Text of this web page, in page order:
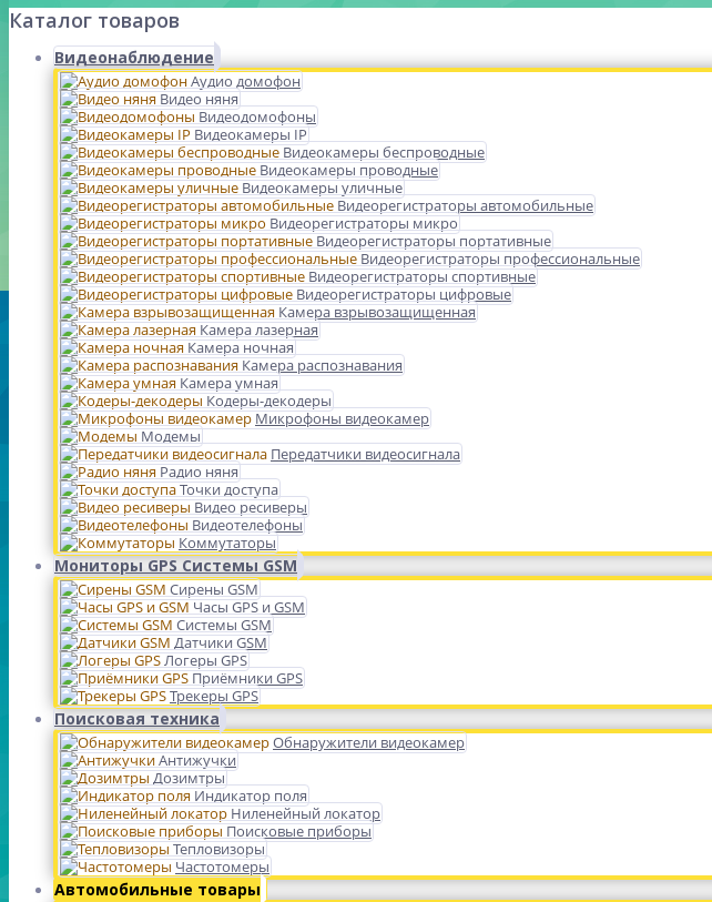
Каталог товаров
Видеонаблюдение
Аудио домофон
Видео няня
Видеодомофоны
Видеокамеры IP
Видеокамеры беспроводные
Видеокамеры проводные
Видеокамеры уличные
Видеорегистраторы автомобильные
Видеорегистраторы микро
Видеорегистраторы портативные
Видеорегистраторы профессиональные
Видеорегистраторы спортивные
Видеорегистраторы цифровые
Камера взрывозащищенная
Камера лазерная
Камера ночная
Камера распознавания
Камера умная
Кодеры-декодеры
Микрофоны видеокамер
Модемы
Передатчики видеосигнала
Радио няня
Точки доступа
Видео ресиверы
Видеотелефоны
Коммутаторы
Мониторы GPS Системы GSM
Сирены GSM
Часы GPS и GSM
Системы GSM
Датчики GSM
Логеры GPS
Приёмники GPS
Трекеры GPS
Поисковая техника
Обнаружители видеокамер
Антижучки
Дозимтры
Индикатор поля
Ниленейный локатор
Поисковые приборы
Тепловизоры
Частотомеры
Автомобильные товары